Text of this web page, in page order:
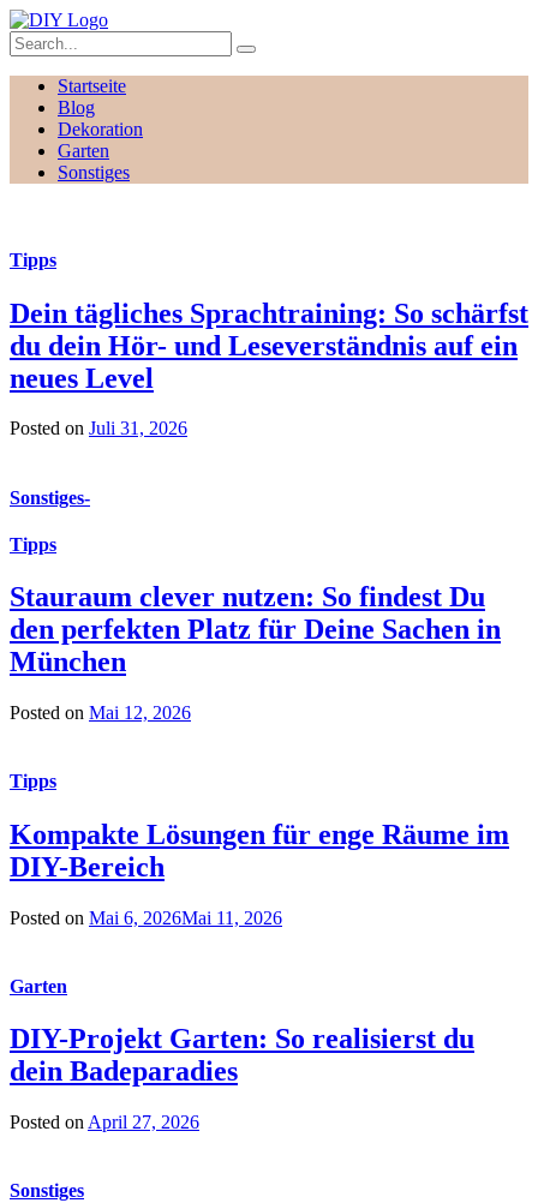
Startseite
Blog
Dekoration
Garten
Sonstiges
Tipps
Dein tägliches Sprachtraining: So schärfst
du dein Hör- und Leseverständnis auf ein
neues Level
Posted on Juli 31, 2026
Sonstiges-
Tipps
Stauraum clever nutzen: So findest Du
den perfekten Platz für Deine Sachen in
München
Posted on Mai 12, 2026
Tipps
Kompakte Lösungen für enge Räume im
DIY-Bereich
Posted on Mai 6, 2026Mai 11, 2026
Garten
DIY-Projekt Garten: So realisierst du
dein Badeparadies
Posted on April 27, 2026
Sonstiges